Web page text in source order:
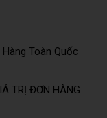
Toàn Quốc
TRỊ ĐƠN HÀNG